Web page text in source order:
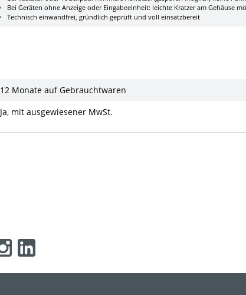
Bei Geräten ohne Anzeige oder Eingabeeinheit: leichte Kratzer am Gehäuse
Technisch einwandfrei, gründlich geprüft und voll einsatzbereit
12 Monate auf Gebrauchtwaren
Ja, mit ausgewiesener MwSt.